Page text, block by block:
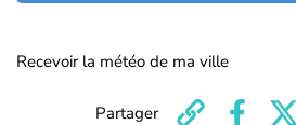
Recevoir la météo de ma ville
Partager